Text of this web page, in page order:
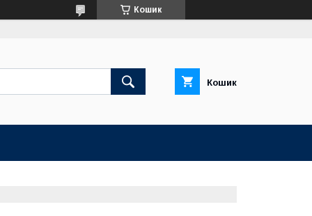
Кошик
Кошик